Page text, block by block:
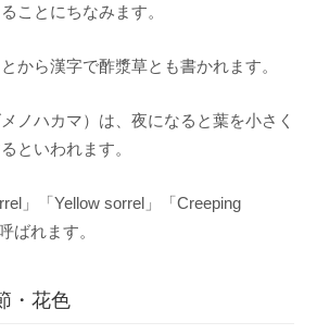
ことにちなみます。
から漢字で酢漿草とも書かれます。
ノハカマ）は、夜になると葉を小さく
といわれます。
」「Yellow sorrel」「Creeping
ばれます。
・花色